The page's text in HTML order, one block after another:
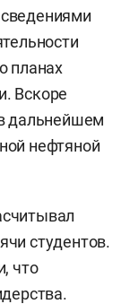
планах
Вскоре
дальнейшем
нефтяной
студентов.
что